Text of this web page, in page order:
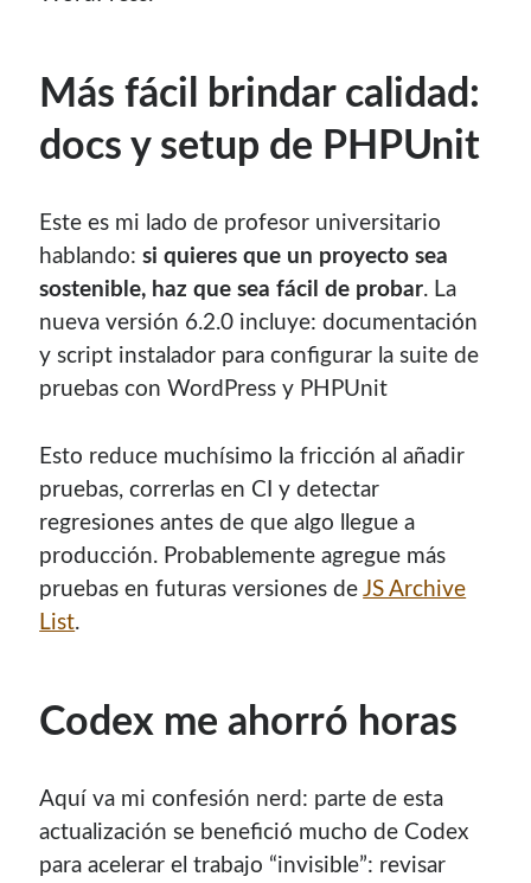
Más fácil brindar calidad:
docs y setup de PHPUnit
Este es mi lado de profesor universitario
hablando:si quieres que un proyecto sea
sostenible, haz que sea fácil de probar. La
nueva versión 6.2.0 incluye: documentación
y script instalador para configurar la suite de
pruebas con WordPress y PHPUnit
Esto reduce muchísimo la fricción al añadir
pruebas, correrlas en CI y detectar
regresiones antes de que algo llegue a
producción. Probablemente agregue más
pruebas en futuras versiones deJS Archive
List.
Codex me ahorró horas
Aquí va mi confesión nerd: parte de esta
actualización se benefició mucho de Codex
para acelerar el trabajo “invisible”: revisar